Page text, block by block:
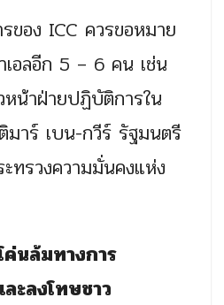
รของ ICC ควรขอหมาย
อลอีก 5 – 6 คน เช่น
น้าฝ่ายปฏิบัติการใน
มาร์ เบน-กวีร์ รัฐมนตรี
ทรวงความมั่นคงแห่ง
นล้มทางการ
ะลงโทษชาว